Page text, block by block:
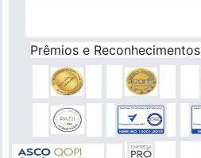
Prêmios e Reconhecimentos